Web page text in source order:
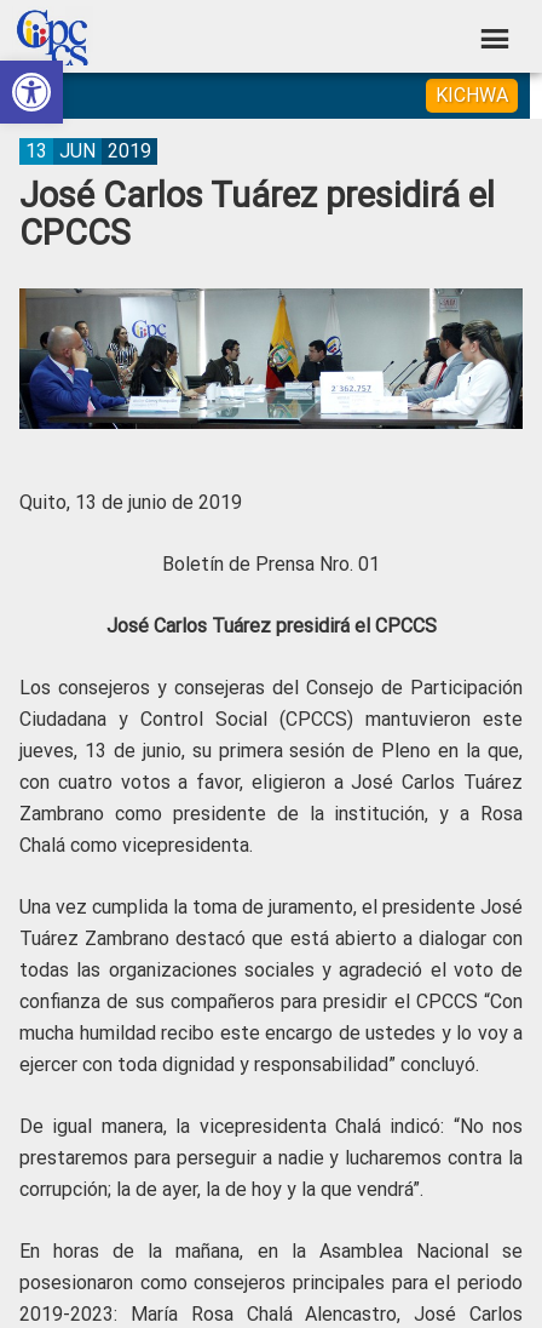
Abrir barra de herramientas
Skip
to
primary
navigation
Skip
to
main
content
Skip
to
primary
sidebar
Skip
to
footer
Consejo
de
Participación
Ciudadana
Control
Social
Construyendo
Poder
Ciudadano
KICHWA
José Carlos Tuárez presidirá el
CPCCS
13 JUN 2019
Quito, 13 de junio de 2019
Boletín de Prensa Nro. 01
José Carlos Tuárez presidirá el CPCCS
Los consejeros y consejeras del Consejo de Participación
Ciudadana y Control Social (CPCCS) mantuvieron este
jueves, 13 de junio, su primera sesión de Pleno en la que,
con cuatro votos a favor, eligieron a José Carlos Tuárez
Zambrano como presidente de la institución, y a Rosa
Chalá como vicepresidenta.
Una vez cumplida la toma de juramento, el presidente José
Tuárez Zambrano destacó que está abierto a dialogar con
todas las organizaciones sociales y agradeció el voto de
confianza de sus compañeros para presidir el CPCCS “Con
mucha humildad recibo este encargo de ustedes y lo voy a
ejercer con toda dignidad y responsabilidad” concluyó.
De igual manera, la vicepresidenta Chalá indicó: “No nos
prestaremos para perseguir a nadie y lucharemos contra la
corrupción; la de ayer, la de hoy y la que vendrá”.
En horas de la mañana, en la Asamblea Nacional se
posesionaron como consejeros principales para el periodo
2019-2023: María Rosa Chalá Alencastro, José Carlos